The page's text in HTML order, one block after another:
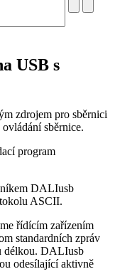
USB s
zdrojem pro sběrnici
sběrnice.
program
DALIusb
ASCII.
řídícím zařízením
standardních zpráv
délkou. DALIusb
odesílající aktivně